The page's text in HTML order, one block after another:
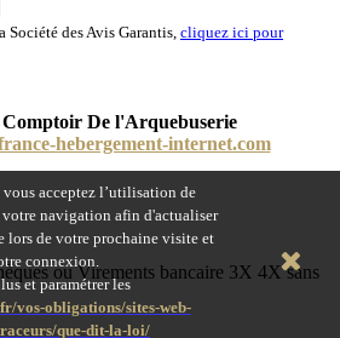
acceptez l’utilisation de
navigation afin d'actualiser
lors de votre prochaine visite et
connexion.
et paramétrer les
vos-obligations/sites-web-
que-dit-la-loi/
des Avis Garantis, cliquez ici pour
De l'Arquebuserie
hebergement-internet.com
ou Virements bancaire 3X 4X sans